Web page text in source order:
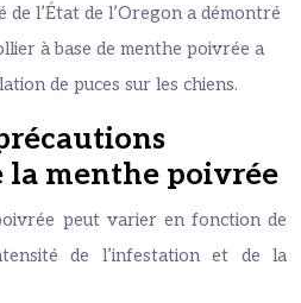
de l’État de l’Oregon a démontré
à base de menthe poivrée a
de puces sur les chiens.
la menthe poivrée
peut varier en fonction de
de l’infestation et de la